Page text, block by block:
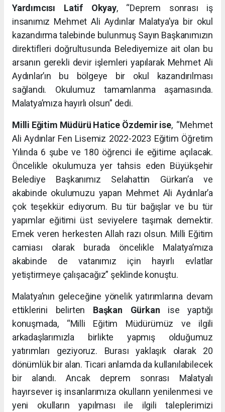
Yardımcısı Latif Okyay, “Deprem sonrası iş
insanımız Mehmet Ali Aydınlar Malatya’ya bir okul
kazandırma talebinde bulunmuş Sayın Başkanımızın
direktifleri doğrultusunda Belediyemize ait olan bu
arsanın gerekli devir işlemleri yapılarak Mehmet Ali
Aydınlar’ın bu bölgeye bir okul kazandırılması
sağlandı. Okulumuz tamamlanma aşamasında.
Malatya’mıza hayırlı olsun” dedi.
Milli Eğitim Müdürü Hatice Özdemir ise, “Mehmet
Ali Aydınlar Fen Lisemiz 2022-2023 Eğitim Öğretim
Yılında 6 şube ve 180 öğrenci ile eğitime açılacak.
Öncelikle okulumuza yer tahsis eden Büyükşehir
Belediye Başkanımız Selahattin Gürkan’a ve
akabinde okulumuzu yapan Mehmet Ali Aydınlar’a
çok teşekkür ediyorum. Bu tür bağışlar ve bu tür
yapımlar eğitimi üst seviyelere taşımak demektir.
Emek veren herkesten Allah razı olsun. Milli Eğitim
camiası olarak burada öncelikle Malatya’mıza
akabinde de vatanımız için hayırlı evlatlar
yetiştirmeye çalışacağız” şeklinde konuştu.
Malatya’nın geleceğine yönelik yatırımlarına devam
ettiklerini belirten Başkan Gürkan ise yaptığı
konuşmada, “Milli Eğitim Müdürümüz ve ilgili
arkadaşlarımızla birlikte yapmış olduğumuz
yatırımları geziyoruz. Burası yaklaşık olarak 20
dönümlük bir alan. Ticari anlamda da kullanılabilecek
bir alandı. Ancak deprem sonrası Malatyalı
hayırsever iş insanlarımıza okulların yenilenmesi ve
yeni okulların yapılması ile ilgili taleplerimizi